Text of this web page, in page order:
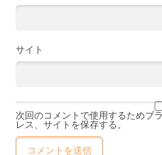
サイト
次回のコメントで使用するためブ
レス、サイトを保存する。